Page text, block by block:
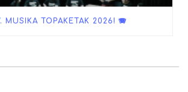
MUSIKA TOPAKETAK 2026! 🪗